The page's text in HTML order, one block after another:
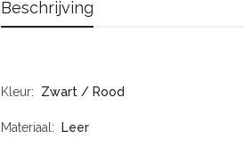
Beschrijving
Kleur Zwart / Rood
Materiaal Leer